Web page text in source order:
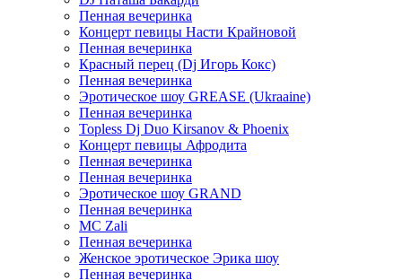
Пенная вечеринка
Концерт певицы Насти Крайновой
Пенная вечеринка
Красный перец (Dj Игорь Кокс)
Пенная вечеринка
Эротическое шоу GREASE (Ukraaine)
Пенная вечеринка
Topless Dj Duo Kirsanov & Phoenix
Концерт певицы Афродита
Пенная вечеринка
Пенная вечеринка
Эротическое шоу GRAND
Пенная вечеринка
MC Zali
Пенная вечеринка
Женское эротическое Эрика шоу
Пенная вечеринка